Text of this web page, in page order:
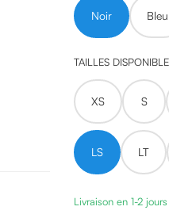
Noir Bleu
TAILLES
XS S
LS LT
Livraison en 1-2